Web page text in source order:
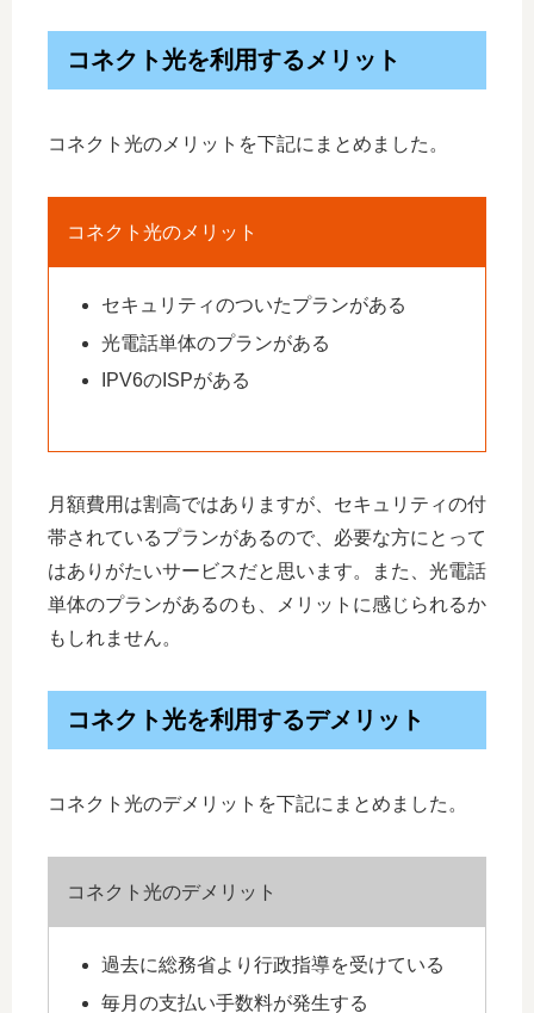
コネクト光を利用するメリット
コネクト光のメリットを下記にまとめました。
コネクト光のメリット
セキュリティのついたプランがある
光電話単体のプランがある
IPV6のISPがある
月額費用は割高ではありますが、セキュリティの付
帯されているプランがあるので、必要な方にとって
はありがたいサービスだと思います。また、光電話
単体のプランがあるのも、メリットに感じられるか
もしれません。
コネクト光を利用するデメリット
コネクト光のデメリットを下記にまとめました。
コネクト光のデメリット
過去に総務省より行政指導を受けている
毎月の支払い手数料が発生する